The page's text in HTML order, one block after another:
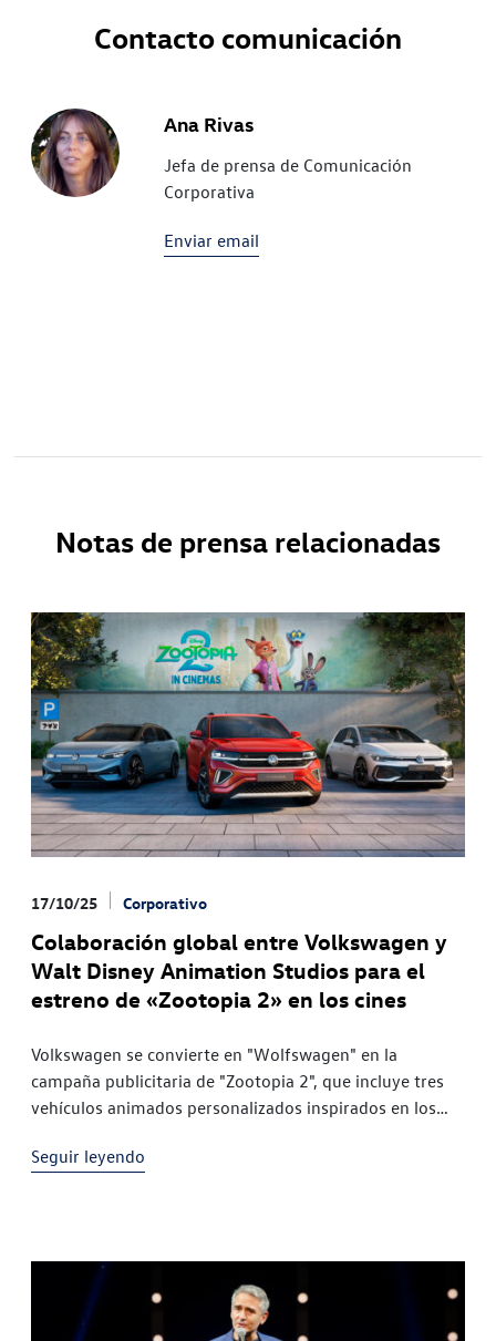
Contacto comunicación
Ana Rivas
Jefa de prensa de Comunicación
Corporativa
Enviar email
Notas de prensa relacionadas
17/10/25 Corporativo
Colaboración global entre Volkswagen y
Walt Disney Animation Studios para el
estreno de «Zootopia 2» en los cines
Volkswagen se convierte en "Wolfswagen" en la
campaña publicitaria de "Zootopia 2", que incluye tres
vehículos animados personalizados inspirados en los
personalizado da inicio a una campaña global
Seguir leyendo